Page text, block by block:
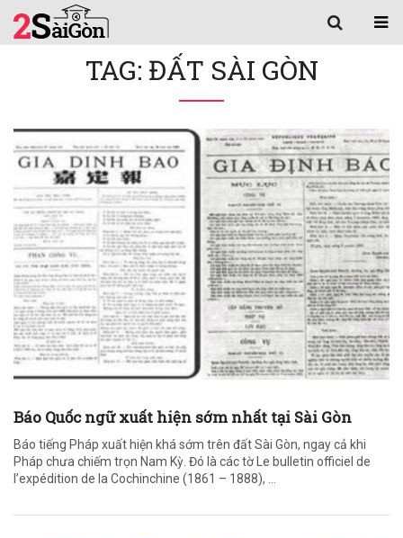
TAG: ĐẤT SÀI GÒN
Báo Quốc ngữ xuất hiện sớm nhất tại Sài Gòn
Báo tiếng Pháp xuất hiện khá sớm trên đất Sài Gòn, ngay cả khi
Pháp chưa chiếm trọn Nam Kỳ. Đó là các tờ Le bulletin officiel de
l’expédition de la Cochinchine (1861 – 1888), ...